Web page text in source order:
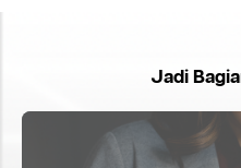
Jadi